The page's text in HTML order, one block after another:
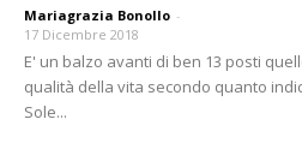
Mariagrazia Bonollo -
17 Dicembre 2018
E' un balzo avanti di ben 13 posti
qualità della vita secondo quanto
Sole...